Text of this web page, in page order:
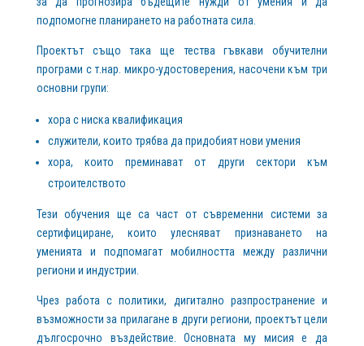
подпомогне планирането на работната сила.
Проектът също така ще тества гъвкави обучителни
програми с т.нар. микро-удостоверения, насочени към три
основни групи:
хора с ниска квалификация
служители, които трябва да придобият нови умения
хора, които преминават от други сектори към
строителството
Тези обучения ще са част от съвременни системи за
сертифициране, които улесняват признаването на
уменията и подпомагат мобилността между различни
региони и индустрии.
Чрез работа с политики, дигитално разпространение и
възможности за прилагане в други региони, проектът цели
дългосрочно въздействие. Основната му мисия е да